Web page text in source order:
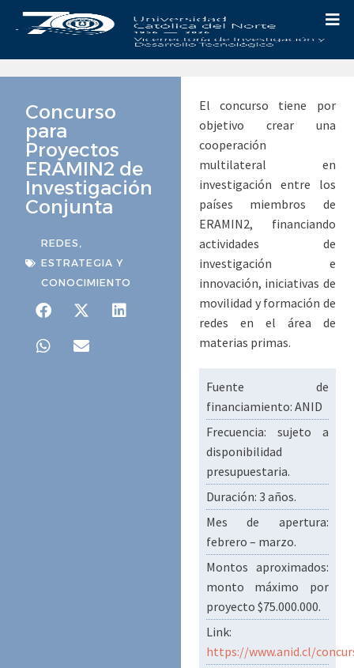
Concurso
para
Proyectos
ERAMIN2 de
Investigación
Conjunta
REDES,
ESTRATEGIA Y
CONOCIMIENTO
El concurso tiene por
objetivo crear una
cooperación
multilateral en
investigación entre los
países miembros de
ERAMIN2, financiando
actividades de
investigación e
innovación, iniciativas de
movilidad y formación de
redes en el área de
materias primas.
Fuente de
financiamiento: ANID
Frecuencia: sujeto a
disponibilidad
presupuestaria.
Duración: 3 años.
Mes de apertura:
febrero – marzo.
Montos aproximados:
monto máximo por
proyecto $75.000.000.
Link:
https://www.anid.cl/